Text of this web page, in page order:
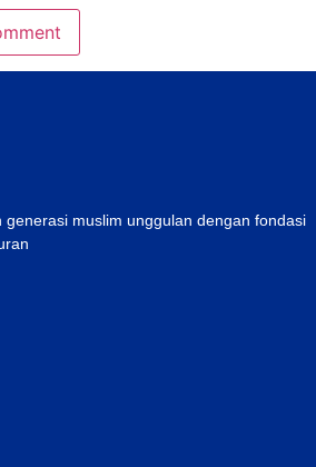
generasi muslim unggulan dengan fondasi